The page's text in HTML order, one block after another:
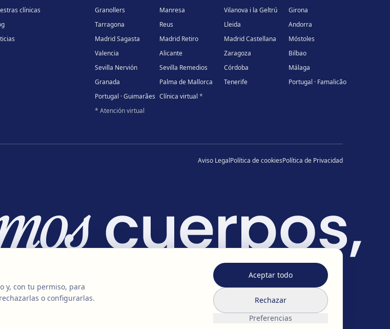
clínicas
Granollers
Manresa Vilanova i la Geltrú
Girona
Tarragona
Reus Lleida
Andorra
Madrid Sagasta
Madrid Retiro Madrid Castellana
Móstoles
Valencia
Alicante Zaragoza
Bilbao
Sevilla Nervión
Sevilla Remedios Córdoba
Málaga
Granada
Palma de Mallorca Tenerife
Portugal · Famalicão
Portugal · Guimarães Clínica virtual *
* Atención virtual
Aviso LegalPolítica de cookiesPolítica de Privacidad
y, con tu permiso, para
o configurarlas.
Aceptar todo
Rechazar
Preferencias